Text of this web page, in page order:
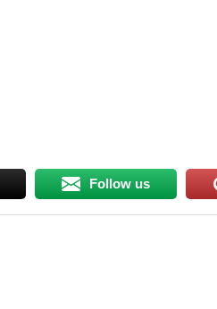
Follow us